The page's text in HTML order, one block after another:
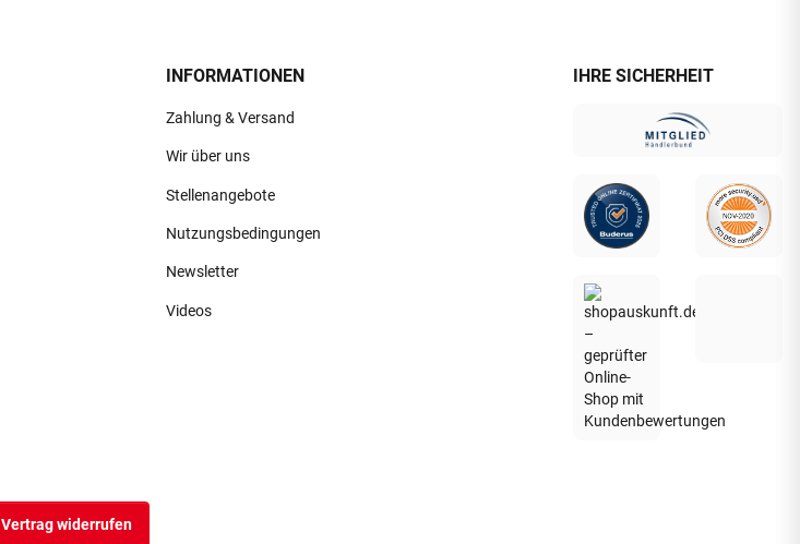
INFORMATIONEN
Zahlung & Versand
Wir über uns
Stellenangebote
Nutzungsbedingungen
Newsletter
Videos
IHRE SICHERHEIT
Vertrag widerrufen